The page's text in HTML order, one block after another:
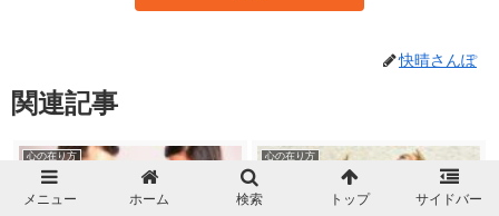
快晴さんぽ
関連記事
心の在り方 心の在り方
メニュー ホーム 検索 トップ サイドバー